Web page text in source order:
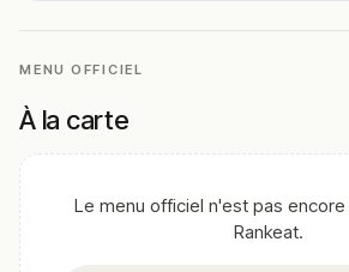
un point fixe apprécié des habitués.
Cadre & ambiance
MENU OFFICIEL
À la carte
Le menu officiel n'est pas
Rankeat.